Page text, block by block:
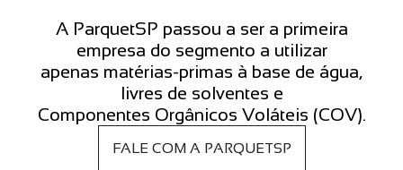
A ParquetSP passou a ser a primeira
empresa do segmento a utilizar
apenas matérias-primas à base de água,
livres de solventes e
Componentes Orgânicos Voláteis (COV).
FALE COM A PARQUETSP